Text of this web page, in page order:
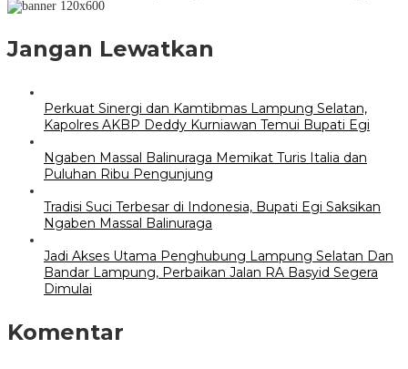
Jangan Lewatkan
Perkuat Sinergi dan Kamtibmas Lampung Selatan,
Kapolres AKBP Deddy Kurniawan Temui Bupati Egi
Ngaben Massal Balinuraga Memikat Turis Italia dan
Puluhan Ribu Pengunjung
Tradisi Suci Terbesar di Indonesia, Bupati Egi Saksikan
Ngaben Massal Balinuraga
Jadi Akses Utama Penghubung Lampung Selatan Dan
Bandar Lampung, Perbaikan Jalan RA Basyid Segera
Dimulai
Komentar